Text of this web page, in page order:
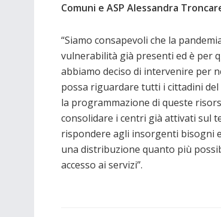
Comuni e ASP Alessandra
“Siamo consapevoli che la
vulnerabilità già presenti ed è per
abbiamo deciso di intervenire per
possa riguardare tutti i cittadini
la programmazione di queste
consolidare i centri già attivati sul
rispondere agli insorgenti bisogni
una distribuzione quanto più
accesso ai servizi”.